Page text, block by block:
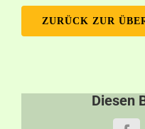
ZURÜCK ZUR
Diesen